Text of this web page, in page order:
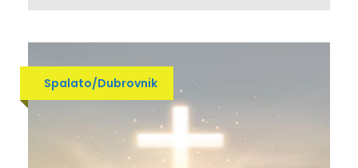
Spalato/Dubrovnik